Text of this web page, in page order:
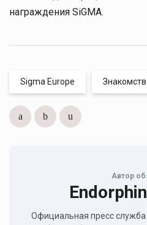
награждения SiGMA.
Sigma Europe
Автор
Официальная пресс